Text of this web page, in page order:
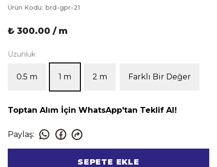
Ürün Kodu: brd-gpr-21
₺ 300.00 / m
Uzunluk
0.5 m 1 m 2 m Farklı Bir Değer
Toptan Alım İçin WhatsApp'tan Teklif Al!
Paylaş:
SEPETE EKLE